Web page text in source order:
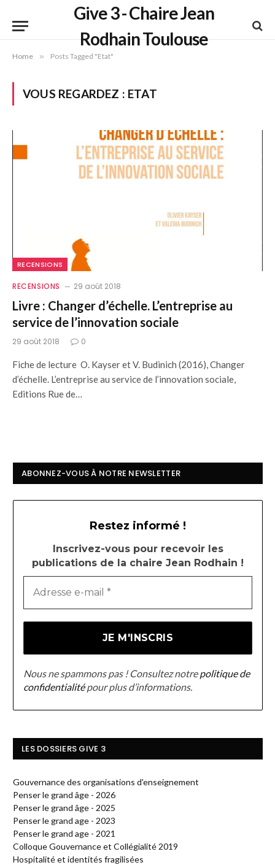
Give 3 - Chaire Jean
Rodhain Toulouse
Home » Posts Tagged "Etat"
VOUS REGARDEZ : ETAT
RECENSIONS
RECENSIONS 29 août 2018
Livre : Changer d’échelle. L’entreprise au
service de l’innovation sociale
29 août 2018 0
Fiche de lecture O. Kayser et V. Budinich (2016), Changer
d’échelle. L’entreprise au service de l’innovation sociale,
Editions Rue de…
ABONNEZ-VOUS À NOTRE NEWSLETTER
Restez informé !
Inscrivez-vous pour recevoir les
publications de la chaire Jean Rodhain !
Nous ne spammons pas ! Consultez notrepolitique de
confidentialitépour plus d’informations.
LES DOSSIERS GIVE 3
Gouvernance des organisations d'enseignement
Penser le grand âge - 2026
Penser le grand âge - 2025
Penser le grand age - 2023
Penser le grand age - 2021
Colloque Gouvernance et Collégialité 2019
Hospitalité et identités fragilisées